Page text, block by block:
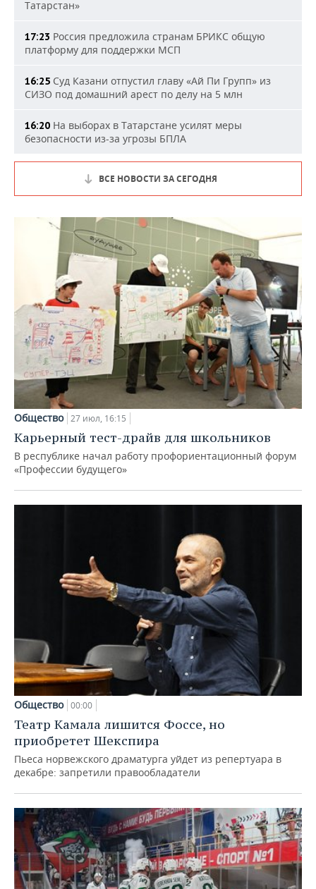
Татарстан»
17:23 Россия предложила странам БРИКС общую
платформу для поддержки МСП
16:25 Суд Казани отпустил главу «Ай Пи Групп» из
СИЗО под домашний арест по делу на 5 млн
16:20 На выборах в Татарстане усилят меры
безопасности из-за угрозы БПЛА
ВСЕ НОВОСТИ ЗА СЕГОДНЯ
Общество 27 июл, 16:15
Карьерный тест-драйв для школьников
В республике начал работу профориентационный форум
«Профессии будущего»
Общество 00:00
Театр Камала лишится Фоссе, но
приобретет Шекспира
Пьеса норвежского драматурга уйдет из репертуара в
декабре: запретили правообладатели